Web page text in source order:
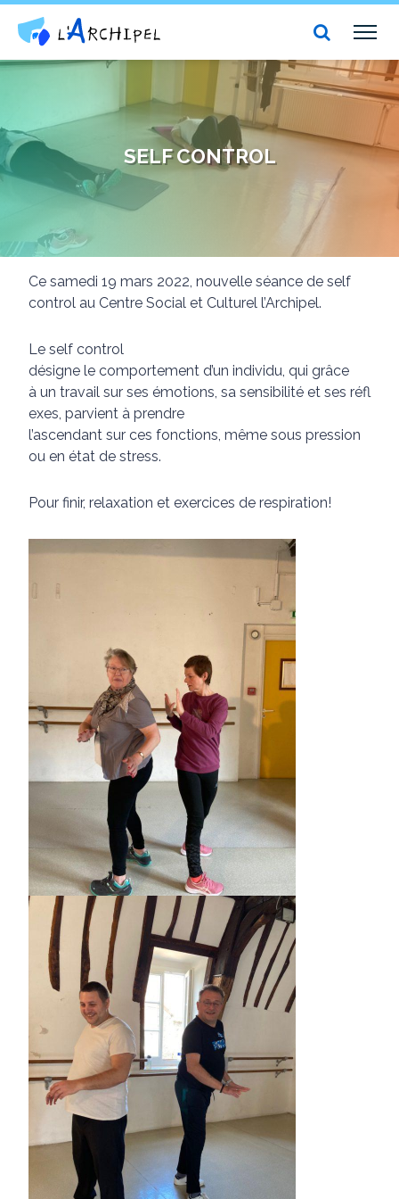
Centre social et culturel l'Archipel
SELF CONTROL
Ce samedi 19 mars 2022, nouvelle séance de self
control au Centre Social et Culturel l’Archipel.
Le self control
désigne le comportement d’un individu, qui grâce
à un travail sur ses émotions, sa sensibilité et ses réfl
exes, parvient à prendre
l’ascendant sur ces fonctions, même sous pression
ou en état de stress.
Pour finir, relaxation et exercices de respiration!